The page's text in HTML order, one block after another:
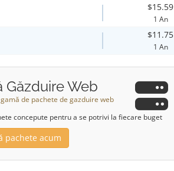
$15.59
1 An
$11.75
1 An
Găzduire Web
de pachete de gazduire web
concepute pentru a se potrivi la fiecare buget
pachete acum